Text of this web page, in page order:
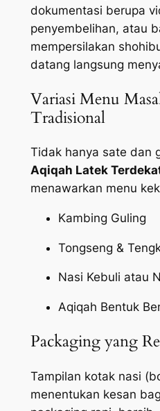
dokumentasi berupa
penyembelihan, atau
mempersilakan
datang langsung
Variasi Menu
Tradisional
Tidak hanya sate dan
Aqiqah Latek
menawarkan menu
Kambing Guling
Tongseng &
Nasi Kebuli atau
Aqiqah Bentuk
Packaging yang
Tampilan kotak nasi
menentukan kesan